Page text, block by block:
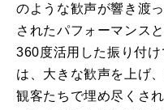
のような歓声が響き渡
されたパフォーマンス
360度活用した振り付
は、大きな歓声を上げ
観客たちで埋め尽くさ